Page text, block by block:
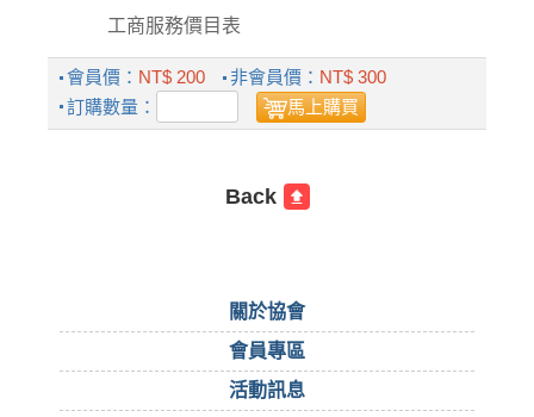
工商服務價目表
會員價： NT$ 200 非會員價： NT$ 300
訂購數量：
馬上購買
Back
關於協會
會員專區
活動訊息